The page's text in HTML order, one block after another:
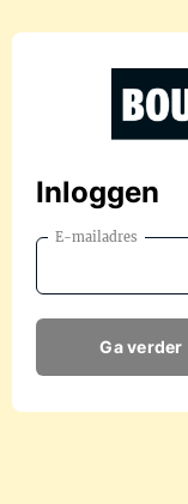
Inloggen
E-mailadres
Ga verder